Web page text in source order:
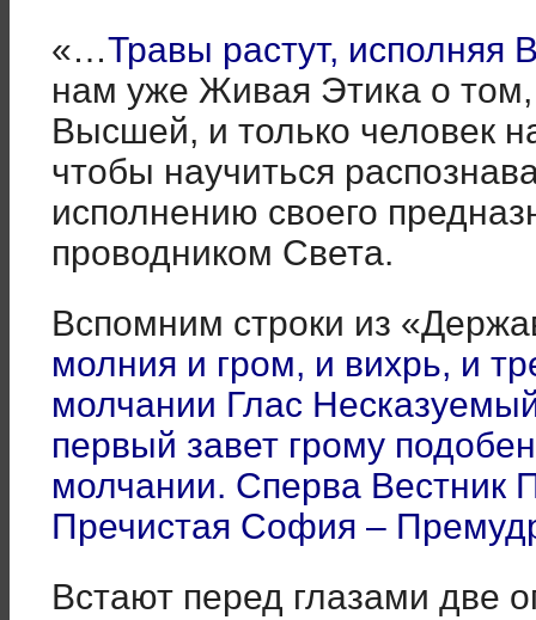
«…Травы растут, исполняя
нам уже Живая Этика о
Высшей, и только человек
чтобы научиться
исполнению своего
проводником Света.
Вспомним строки из
молния и гром, и вихрь, и
молчании Глас
первый завет грому
молчании. Сперва
Пречистая София –
Встают перед глазами две